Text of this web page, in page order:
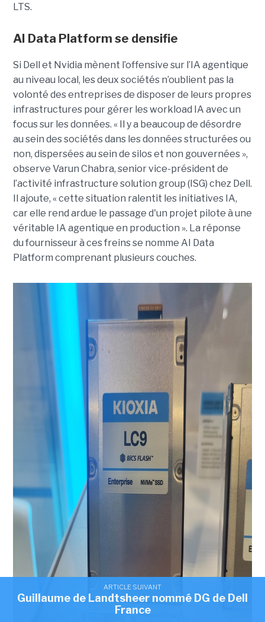
LTS.
AI Data Platform se densifie
Si Dell et Nvidia mènent l’offensive sur l’IA agentique
au niveau local, les deux sociétés n’oublient pas la
volonté des entreprises de disposer de leurs propres
infrastructures pour gérer les workload IA avec un
focus sur les données. « Il y a beaucoup de désordre
au sein des sociétés dans les données structurées ou
non, dispersées au sein de silos et non gouvernées »,
observe Varun Chabra, senior vice-président de
l’activité infrastructure solution group (ISG) chez Dell.
Il ajoute, « cette situation ralentit les initiatives IA,
car elle rend ardue le passage d'un projet pilote à une
véritable IA agentique en production ». La réponse
du fournisseur à ces freins se nomme AI Data
Platform comprenant plusieurs couches.
ARTICLE SUIVANT
Guillaume de Landtsheer nommé DG de Dell
France